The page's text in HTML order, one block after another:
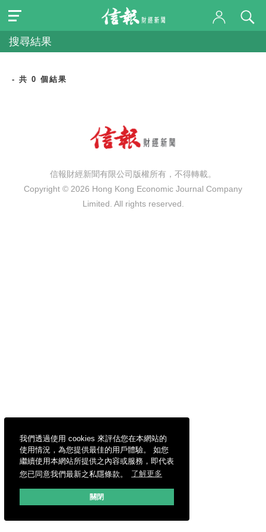
我們透過使用 cookies 來評估您在本網站的
使用情況，為您提供最佳的用戶體驗。 如您
繼續使用本網站所提供之內容或服務，即代表
您已同意我們最新之私隱條款。
了解更多
關閉
搜尋結果
- 共 0 個結果
信報財經新聞有限公司版權所有，不得轉載。
Copyright © 2026 Hong Kong Economic Journal Company
Limited. All rights reserved.